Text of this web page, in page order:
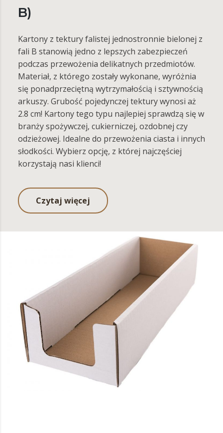
B)
Kartony z tektury falistej jednostronnie bielonej z
fali B stanowią jedno z lepszych zabezpieczeń
podczas przewożenia delikatnych przedmiotów.
Materiał, z którego zostały wykonane, wyróżnia
się ponadprzeciętną wytrzymałością i sztywnością
arkuszy. Grubość pojedynczej tektury wynosi aż
2.8 cm! Kartony tego typu najlepiej sprawdzą się w
branży spożywczej, cukierniczej, ozdobnej czy
odzieżowej. Idealne do przewożenia ciasta i innych
słodkości. Wybierz opcję, z której najczęściej
korzystają nasi klienci!
Czytaj więcej